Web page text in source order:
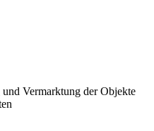
Vermarktung der Objekte